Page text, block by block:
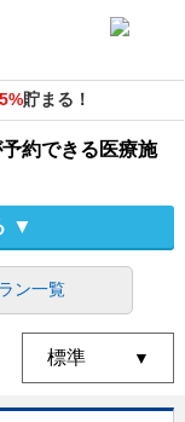
貯まる！
約できる医療施
▼
ン一覧